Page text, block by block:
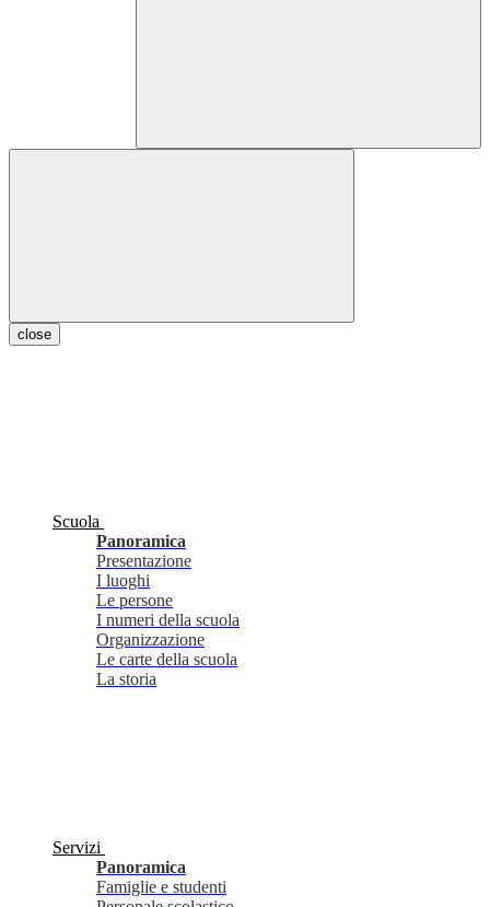
close
Scuola
Panoramica
Presentazione
I luoghi
Le persone
I numeri della scuola
Organizzazione
Le carte della scuola
La storia
Servizi
Panoramica
Famiglie e studenti